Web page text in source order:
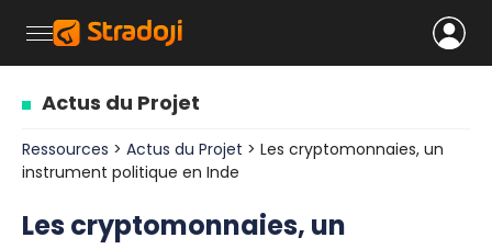
Actus du Projet
Ressources > Actus du Projet > Les cryptomonnaies, un
instrument politique en Inde
Les cryptomonnaies, un